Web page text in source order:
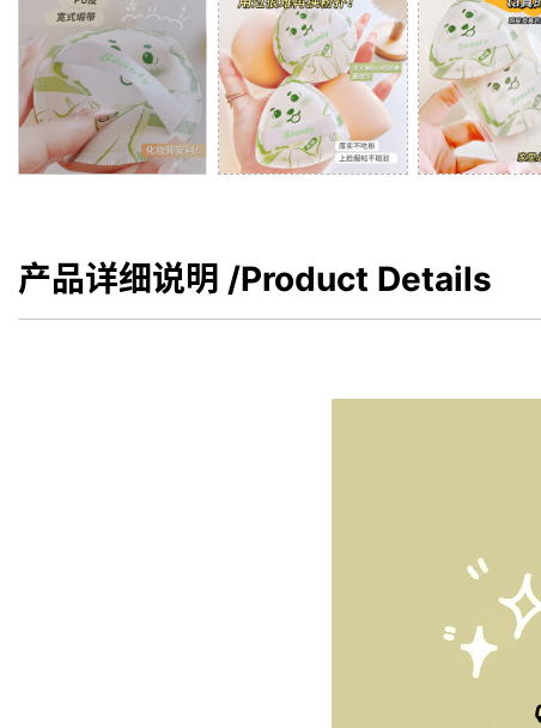
产品详细说明 /Product Details